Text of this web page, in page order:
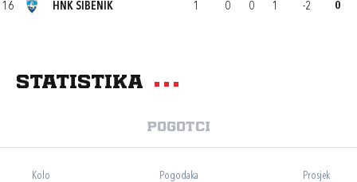
16 HNK ŠIBENIK 1 0 0 1 -2 0
Statistika
Pogotci
Kolo Pogodaka Prosjek